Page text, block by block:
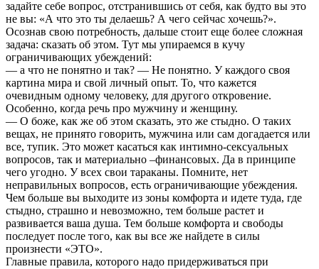
задайте себе вопрос, отстранившись от себя, как будто вы это
не вы: «А что это ты делаешь? А чего сейчас хочешь?».
Осознав свою потребность, дальше стоит еще более сложная
задача: сказать об этом. Тут мы упираемся в кучу
ограничивающих убеждений:
— а что не понятно и так? — Не понятно. У каждого своя
картина мира и свой личный опыт. То, что кажется
очевидным одному человеку, для другого откровение.
Особенно, когда речь про мужчину и женщину.
— О боже, как же об этом сказать, это же стыдно. О таких
вещах, не принято говорить, мужчина или сам догадается или
все, тупик. Это может касаться как интимно-сексуальных
вопросов, так и материально –финансовых. Да в принципе
чего угодно. У всех свои тараканы. Помните, нет
неправильных вопросов, есть ограничивающие убеждения.
Чем больше вы выходите из зоны комфорта и идете туда, где
стыдно, страшно и невозможно, тем больше растет и
развивается ваша душа. Тем больше комфорта и свободы
последует после того, как вы все же найдете в силы
произнести «ЭТО».
Главные правила, которого надо придерживаться при